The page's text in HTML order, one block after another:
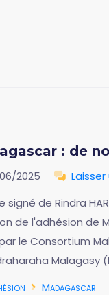
: de
2025
signé de Rindra
de l'adhésion de
le Consortium
Malagasy
Madagascar